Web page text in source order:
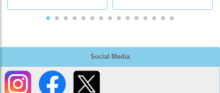
Social Media